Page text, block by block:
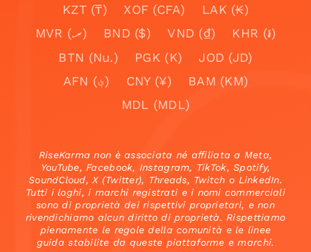
KZT (₸)
XOF (CFA)
LAK (₭)
MVR (.ރ)
BND ($) VND (₫)
KHR (៛)
BTN (Nu.)
PGK (K)
JOD (JD)
AFN (؋)
CNY (¥)
BAM (KM)
MDL (MDL)
RiseKarma non è associata né affiliata a Meta,
YouTube, Facebook, Instagram, TikTok, Spotify,
SoundCloud, X (Twitter), Threads, Twitch o LinkedIn.
Tutti i loghi, i marchi registrati e i nomi commerciali
sono di proprietà dei rispettivi proprietari, e non
rivendichiamo alcun diritto di proprietà. Rispettiamo
pienamente le regole della comunità e le linee
guida stabilite da queste piattaforme e marchi.